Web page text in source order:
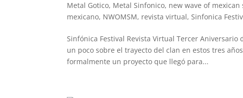
Metal Gotico, Metal Sinfonico, new wave of
mexicano, NWOMSM, revista virtual,Sinfonica
Sinfónica Festival Revista Virtual Tercer
un poco sobre el trayecto del clan en estos tres
formalmente un proyecto que llegó para...